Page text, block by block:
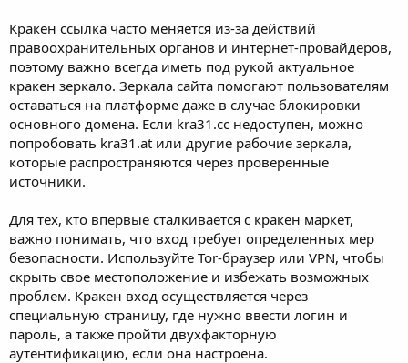
Кракен ссылка часто меняется из-за действий
правоохранительных органов и интернет-провайдеров,
поэтому важно всегда иметь под рукой актуальное
кракен зеркало. Зеркала сайта помогают пользователям
оставаться на платформе даже в случае блокировки
основного домена. Если kra31.cc недоступен, можно
попробовать kra31.at или другие рабочие зеркала,
которые распространяются через проверенные
источники.
Для тех, кто впервые сталкивается с кракен маркет,
важно понимать, что вход требует определенных мер
безопасности. Используйте Tor-браузер или VPN, чтобы
скрыть свое местоположение и избежать возможных
проблем. Кракен вход осуществляется через
специальную страницу, где нужно ввести логин и
пароль, а также пройти двухфакторную
аутентификацию, если она настроена.